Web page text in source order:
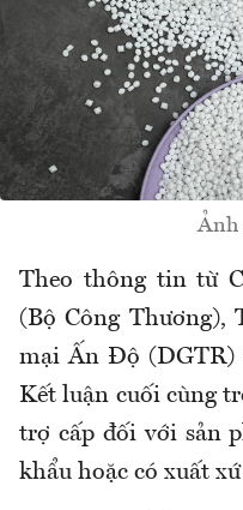
Ảnh
Theo thông tin từ
(Bộ Công Thương),
mại Ấn Độ (DGTR)
Kết luận cuối cùng
trợ cấp đối với sản
khẩu hoặc có xuất